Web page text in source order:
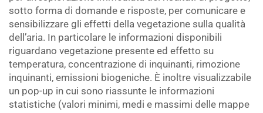
sotto forma di domande e risposte, per comunicare e
sensibilizzare gli effetti della vegetazione sulla qualità
dell’aria. In particolare le informazioni disponibili
riguardano vegetazione presente ed effetto su
temperatura, concentrazione di inquinanti, rimozione
inquinanti, emissioni biogeniche. È inoltre visualizzabile
un pop-up in cui sono riassunte le informazioni
statistiche (valori minimi, medi e massimi delle mappe